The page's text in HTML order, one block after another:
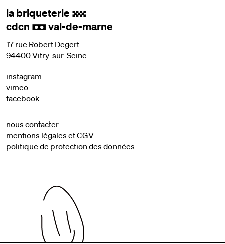
la briqueterie .
cdcn , val-de-marne
17 rue Robert Degert
94400 Vitry-sur-Seine
instagram
vimeo
facebook
nous contacter
mentions légales et CGV
politique de protection des données